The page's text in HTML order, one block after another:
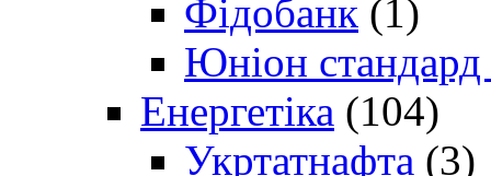
Фідобанк (1)
Юніон стандард
Енергетіка (104)
Укртатнафта (3)